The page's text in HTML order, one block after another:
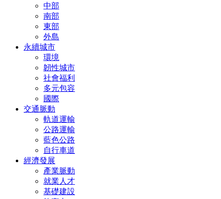
中部
南部
東部
外島
永續城市
環境
韌性城市
社會福利
多元包容
國際
交通脈動
軌道運輸
公路運輸
藍色公路
自行車道
經濟發展
產業脈動
就業人才
基礎建設